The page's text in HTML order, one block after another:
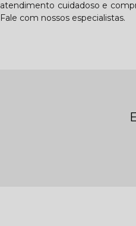
atendimento cuidadoso e
Fale com nossos especialistas.